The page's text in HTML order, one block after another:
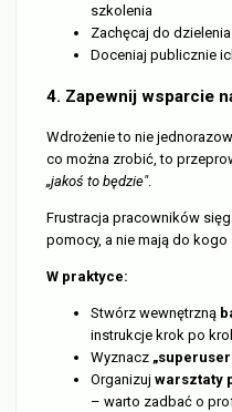
szkolenia
Zachęcaj do
Doceniaj publicznie
4. Zapewnij wsparcie
Wdrożenie to nie
co można zrobić, to
„jakoś to będzie".
Frustracja pracowników
pomocy, a nie mają do
W praktyce:
Stwórz wewnętrzną
instrukcje krok po
Wyznacz
Organizuj warsztaty
– warto zadbać o